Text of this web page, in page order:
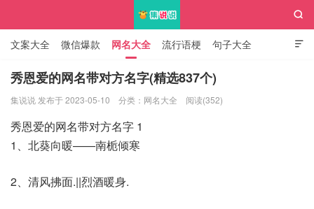

文案大全 微信爆款 网名大全 流行语梗 句子大全
知识大全

秀恩爱的网名带对方名字(精选837个)
集说说 发布于 2023-05-10 分类： 网名大全 阅读(352)
秀恩爱的网名带对方名字 1
1、北葵向暖——南栀倾寒
2、清风拂面.||烈酒暖身.